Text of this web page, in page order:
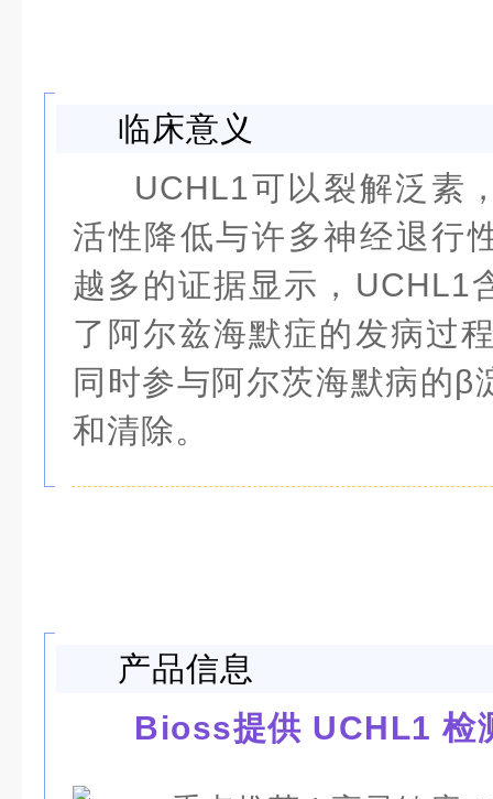
临床意义
UCHL1可以裂解泛素
活性降低与许多神经退行
越多的证据显示，UCHL1
了阿尔兹海默症的发病过
同时参与阿尔茨海默病的β
和清除。
产品信息
Bioss提供 UCHL1 检